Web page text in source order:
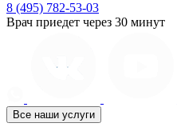
8 (495) 782-53-03
Врач приедет через 30 минут
Все наши услуги